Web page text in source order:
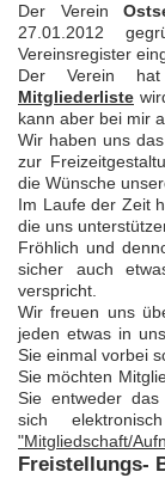
Der Verein
27.01.2012
Vereinsregister
Der Verein
Mitgliederliste
kann aber bei mir
Wir haben uns
zur
die Wünsche
Im Laufe der Zeit
die uns
Fröhlich und
sicher auch
verspricht.
Wir freuen uns
jeden etwas in
Sie einmal vorbei
Sie möchten
Sie entweder
sich
"Mitgliedschaft/
Freistellungs-